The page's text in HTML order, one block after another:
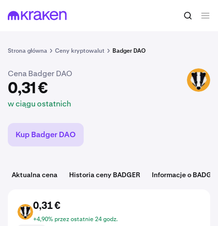
Strona główna Ceny kryptowalut Badger DAO
0,31 € Kup BADGER
Cena Badger DAO
0,31 €
w ciągu ostatnich
BADGER
Kup Badger DAO
Aktualna cena Historia ceny BADGER Informacje o
BADGER
0,31 €
+4,90% przez ostatnie 24 godz.